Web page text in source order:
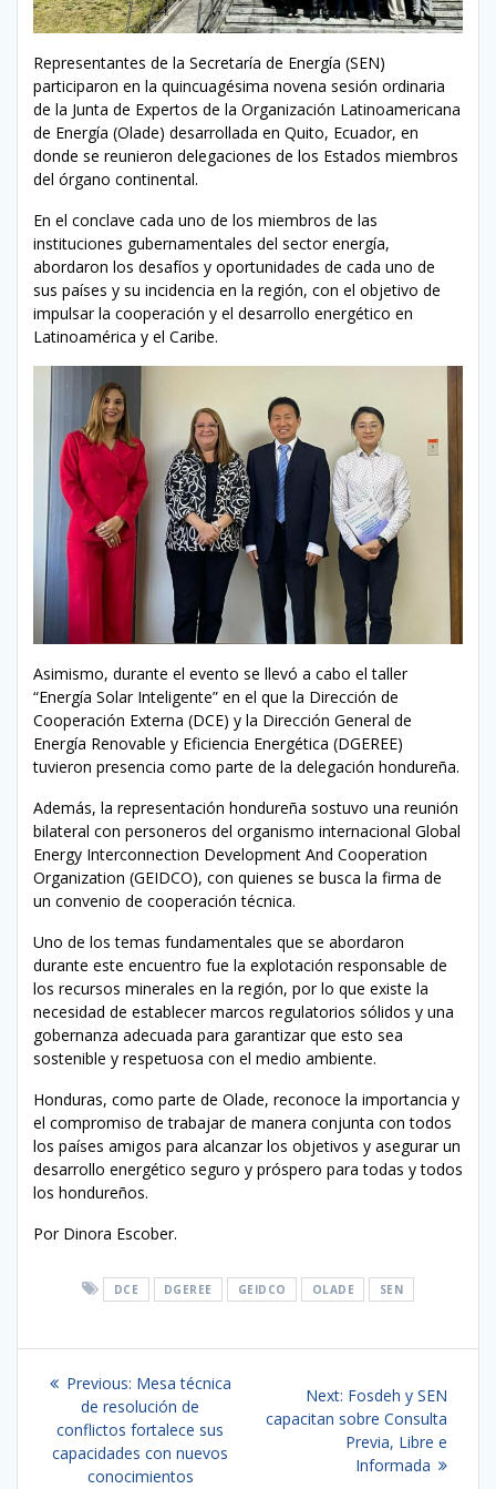
Representantes de la Secretaría de Energía (SEN)
participaron en la quincuagésima novena sesión ordinaria
de la Junta de Expertos de la Organización Latinoamericana
de Energía (Olade) desarrollada en Quito, Ecuador, en
donde se reunieron delegaciones de los Estados miembros
del órgano continental.
En el conclave cada uno de los miembros de las
instituciones gubernamentales del sector energía,
abordaron los desafíos y oportunidades de cada uno de
sus países y su incidencia en la región, con el objetivo de
impulsar la cooperación y el desarrollo energético en
Latinoamérica y el Caribe.
Asimismo, durante el evento se llevó a cabo el taller
“Energía Solar Inteligente” en el que la Dirección de
Cooperación Externa (DCE) y la Dirección General de
Energía Renovable y Eficiencia Energética (DGEREE)
tuvieron presencia como parte de la delegación hondureña.
Además, la representación hondureña sostuvo una reunión
bilateral con personeros del organismo internacional Global
Energy Interconnection Development And Cooperation
Organization (GEIDCO), con quienes se busca la firma de
un convenio de cooperación técnica.
Uno de los temas fundamentales que se abordaron
durante este encuentro fue la explotación responsable de
los recursos minerales en la región, por lo que existe la
necesidad de establecer marcos regulatorios sólidos y una
gobernanza adecuada para garantizar que esto sea
sostenible y respetuosa con el medio ambiente.
Honduras, como parte de Olade, reconoce la importancia y
el compromiso de trabajar de manera conjunta con todos
los países amigos para alcanzar los objetivos y asegurar un
desarrollo energético seguro y próspero para todas y todos
los hondureños.
Por Dinora Escober.
DCE DGEREE GEIDCO OLADE SEN
Navegación
entradas
Previous: Previous
post:
Mesa técnica
de resolución de
conflictos fortalece sus
capacidades con nuevos
conocimientos
Next: Next
post:
Fosdeh y SEN
capacitan sobre Consulta
Previa, Libre e
Informada